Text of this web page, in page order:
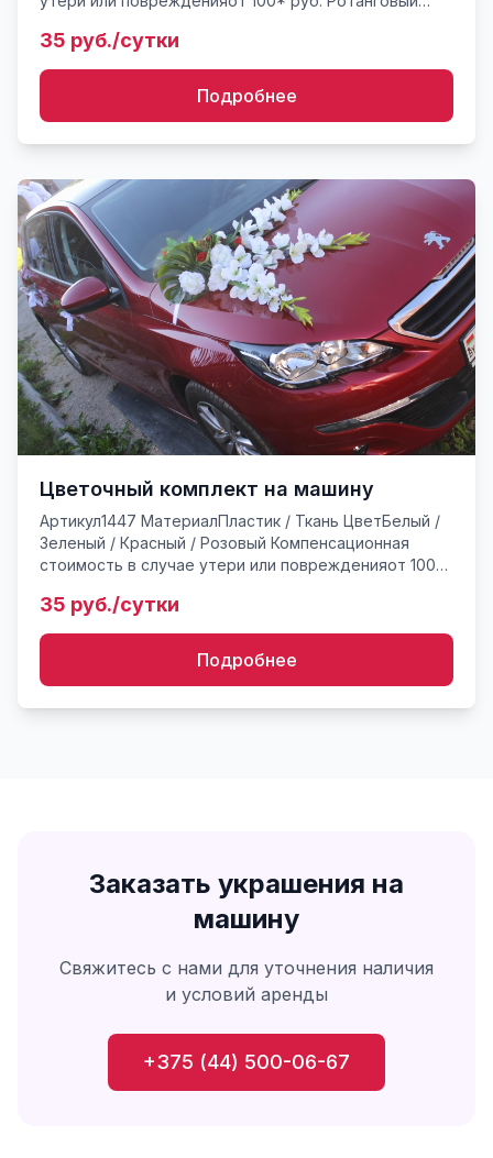
украшения капота и...
35 руб./сутки
Подробнее
Цветочный комплект на машину
Артикул1447 МатериалПластик / Ткань ЦветБелый /
Зеленый / Красный / Розовый Компенсационная
стоимость в случае утери или поврежденияот 100*
Имеется 6 так...
35 руб./сутки
Подробнее
Заказать украшения на
машину
Свяжитесь с нами для уточнения наличия
и условий аренды
+375 (44) 500-06-67